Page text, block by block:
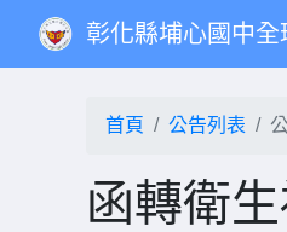
彰化縣埔心國中全
首頁 公告列表
函轉衛